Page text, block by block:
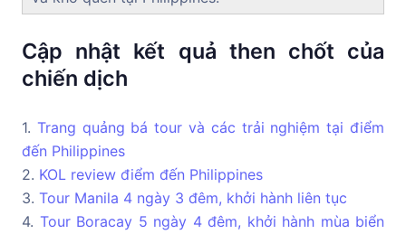
Cập nhật kết quả then chốt của
chiến dịch
1. Trang quảng bá tour và các trải nghiệm tại điểm
đến Philippines
2. KOL review điểm đến Philippines
3. Tour Manila 4 ngày 3 đêm, khởi hành liên tục
4. Tour Boracay 5 ngày 4 đêm, khởi hành mùa biển